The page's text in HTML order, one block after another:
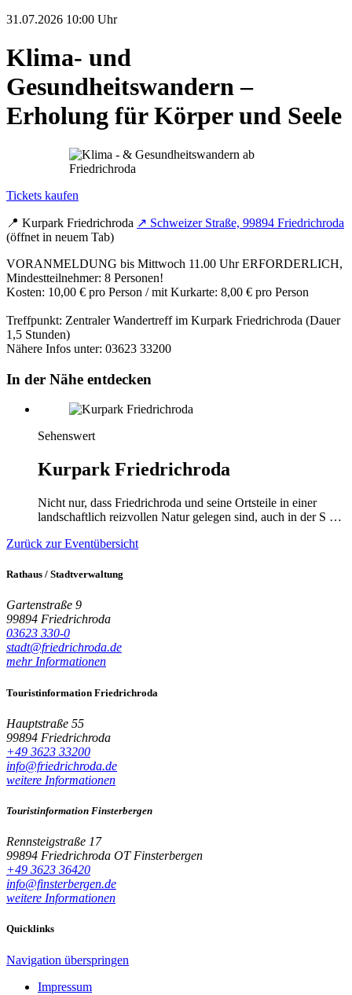
31.07.2026 10:00 Uhr
Klima- und
Gesundheitswandern –
Erholung für Körper und Seele
Tickets kaufen
📍 Kurpark Friedrichroda ↗ Schweizer Straße, 99894 Friedrichroda
(öffnet in neuem Tab)
VORANMELDUNG bis Mittwoch 11.00 Uhr ERFORDERLICH,
Mindestteilnehmer: 8 Personen!
Kosten: 10,00 € pro Person / mit Kurkarte: 8,00 € pro Person
Treffpunkt: Zentraler Wandertreff im Kurpark Friedrichroda (Dauer
1,5 Stunden)
Nähere Infos unter: 03623 33200
In der Nähe entdecken
Sehenswert
Kurpark Friedrichroda
Nicht nur, dass Friedrichroda und seine Ortsteile in einer
landschaftlich reizvollen Natur gelegen sind, auch in der S …
Zurück zur Eventübersicht
Rathaus / Stadtverwaltung
Gartenstraße 9
99894 Friedrichroda
03623 330-0
stadt@friedrichroda.de
mehr Informationen
Touristinformation Friedrichroda
Hauptstraße 55
99894 Friedrichroda
+49 3623 33200
info@friedrichroda.de
weitere Informationen
Touristinformation Finsterbergen
Rennsteigstraße 17
99894 Friedrichroda OT Finsterbergen
+49 3623 36420
info@finsterbergen.de
weitere Informationen
Quicklinks
Navigation überspringen
Impressum